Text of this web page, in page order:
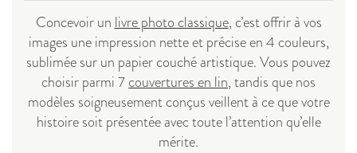
Concevoir un livre photo classique, c’est offrir à vos
images une impression nette et précise en 4 couleurs,
sublimée sur un papier couché artistique. Vous pouvez
choisir parmi 7couvertures en lin, tandis que nos
modèles soigneusement conçus veillent à ce que votre
histoire soit présentée avec toute l’attention qu’elle
mérite.